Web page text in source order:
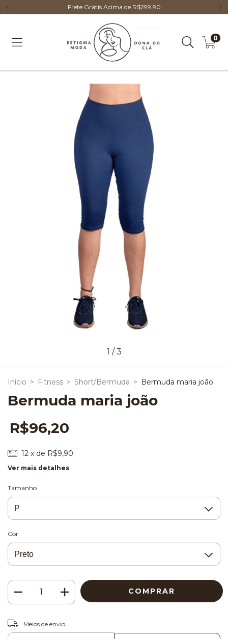
Frete Grátis Acima de R$299,90
0
1 /3
Início > Fitness > Short/Bermuda > Bermuda maria joão
Bermuda maria joão
R$96,20
12 x de R$9,90
Ver mais detalhes
Tamanho
Cor
Entregas para o CEP:
Meios de envio